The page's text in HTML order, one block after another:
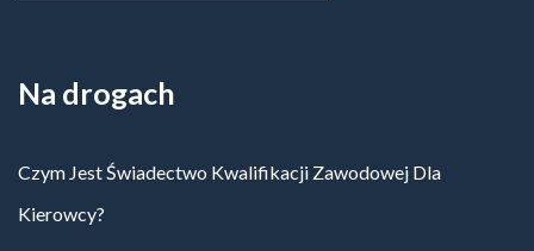
Na drogach
Czym Jest Świadectwo Kwalifikacji Zawodowej Dla
Kierowcy?